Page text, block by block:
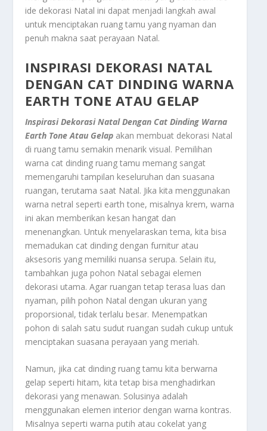
ide dekorasi Natal ini dapat menjadi langkah awal
untuk menciptakan ruang tamu yang nyaman dan
penuh makna saat perayaan Natal.
INSPIRASI DEKORASI NATAL
DENGAN CAT DINDING WARNA
EARTH TONE ATAU GELAP
Inspirasi Dekorasi Natal Dengan Cat Dinding Warna
Earth Tone Atau Gelap akan membuat dekorasi Natal
di ruang tamu semakin menarik visual. Pemilihan
warna cat dinding ruang tamu memang sangat
memengaruhi tampilan keseluruhan dan suasana
ruangan, terutama saat Natal. Jika kita menggunakan
warna netral seperti earth tone, misalnya krem, warna
ini akan memberikan kesan hangat dan
menenangkan. Untuk menyelaraskan tema, kita bisa
memadukan cat dinding dengan furnitur atau
aksesoris yang memiliki nuansa serupa. Selain itu,
tambahkan juga pohon Natal sebagai elemen
dekorasi utama. Agar ruangan tetap terasa luas dan
nyaman, pilih pohon Natal dengan ukuran yang
proporsional, tidak terlalu besar. Menempatkan
pohon di salah satu sudut ruangan sudah cukup untuk
menciptakan suasana perayaan yang meriah.
Namun, jika cat dinding ruang tamu kita berwarna
gelap seperti hitam, kita tetap bisa menghadirkan
dekorasi yang menawan. Solusinya adalah
menggunakan elemen interior dengan warna kontras.
Misalnya seperti warna putih atau cokelat yang